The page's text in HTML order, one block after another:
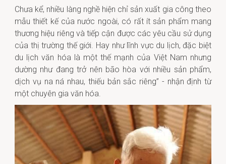
Chưa kể, nhiều làng nghề hiện chỉ sản xuất gia công theo
mẫu thiết kế của nước ngoài, có rất ít sản phẩm mang
thương hiệu riêng và tiếp cận được các yêu cầu sử dụng
của thị trường thế giới. Hay như lĩnh vực du lịch, đặc biệt
du lịch văn hóa là một thế mạnh của Việt Nam nhưng
dường như đang trở nên bão hòa với nhiều sản phẩm,
dịch vụ na ná nhau, thiếu bản sắc riêng” - nhận định từ
một chuyên gia văn hóa.